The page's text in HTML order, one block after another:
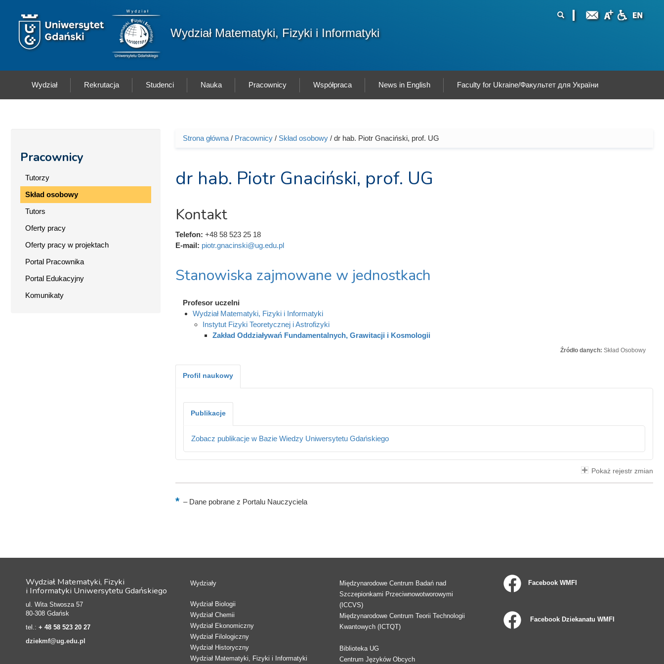
Wydział Matematyki, Fizyki i Informatyki
Wydział Rekrutacja Studenci Nauka Pracownicy Współpraca News in English Faculty for Ukraine/Факультет для України
Pracownicy
Tutorzy
Skład osobowy
Tutors
Oferty pracy
Oferty pracy w projektach
Portal Pracownika
Portal Edukacyjny
Komunikaty
Jesteś tutaj
Strona główna/ Pracownicy/ Skład osobowy/ dr hab. Piotr Gnaciński, prof. UG
dr hab. Piotr Gnaciński, prof. UG
Kontakt
Telefon: +48 58 523 25 18
E-mail: piotr.gnacinski@ug.edu.pl
Stanowiska zajmowane w jednostkach
Profesor uczelni
Wydział Matematyki, Fizyki i Informatyki
Instytut Fizyki Teoretycznej i Astrofizyki
Zakład Oddziaływań Fundamentalnych, Grawitacji i Kosmologii
Źródło danych: Skład Osobowy
Profil naukowy
Publikacje
Zobacz publikacje w Bazie Wiedzy Uniwersytetu Gdańskiego
Pokaż rejestr zmian
–Dane pobrane z Portalu Nauczyciela
Wydział Matematyki, Fizyki
i Informatyki Uniwersytetu Gdańskiego
ul. Wita Stwosza 57
80-308 Gdańsk
tel.: + 48 58 523 20 27
dziekmf@ug.edu.pl
Wydziały
Wydział Biologii
Wydział Chemii
Wydział Ekonomiczny
Wydział Filologiczny
Wydział Historyczny
Wydział Matematyki, Fizyki i Informatyki
Międzynarodowe Centrum Badań nad
Szczepionkami Przeciwnowotworowymi
(ICCVS)
Międzynarodowe Centrum Teorii Technologii
Kwantowych (ICTQT)
Biblioteka UG
Centrum Języków Obcych
Facebook WMFI
Facebook Dziekanatu WMFI